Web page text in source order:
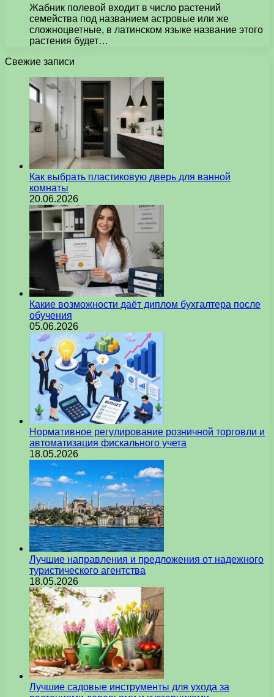
Жабник полевой входит в число растений
семейства под названием астровые или же
сложноцветные, в латинском языке название этого
растения будет…
Свежие записи
Как выбрать пластиковую дверь для ванной
комнаты
20.06.2026
Какие возможности даёт диплом бухгалтера после
обучения
05.06.2026
Нормативное регулирование розничной торговли и
автоматизация фискального учета
18.05.2026
Лучшие направления и предложения от надежного
туристического агентства
18.05.2026
Лучшие садовые инструменты для ухода за